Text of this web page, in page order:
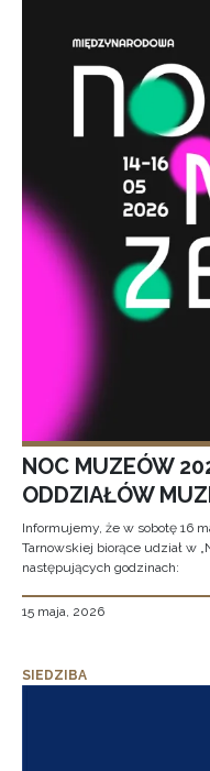
NOC MUZEÓW
ODDZIAŁÓW
Informujemy, że w sobotę 16
Tarnowskiej biorące udział w
następujących godzinach:
15 maja, 2026
SIEDZIBA